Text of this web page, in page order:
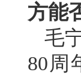
方能
毛
80周